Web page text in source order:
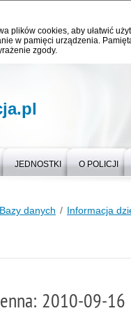
plików cookies, aby ułatwić
w pamięci urządzenia.
zgody.
JEDNOSTKI O POLICJI
Bazy danych Informacja
2010-09-16